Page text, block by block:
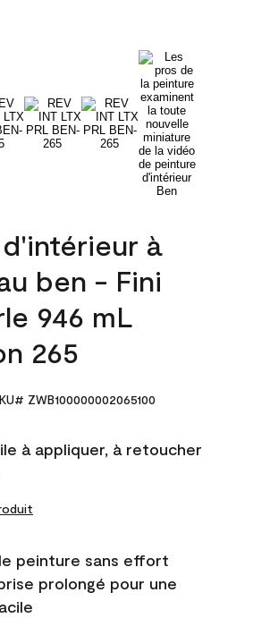
à
ben - Fini
946 mL
265
ZWB100000002065100
à appliquer, à retoucher
peinture sans effort
prolongé pour une